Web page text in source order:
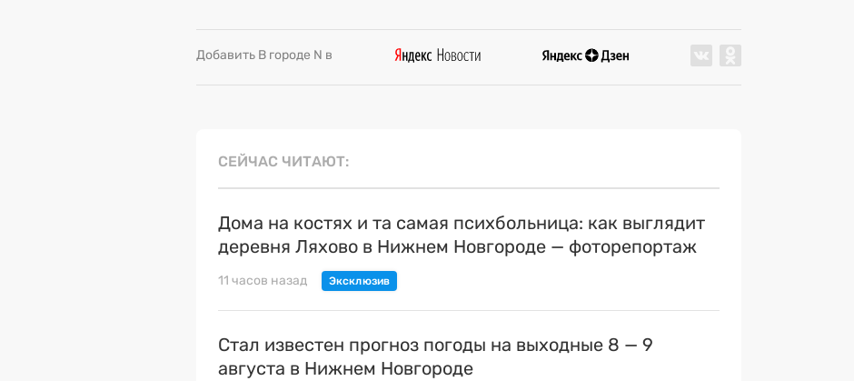
Добавить В городе N в
СЕЙЧАС ЧИТАЮТ
Дома на костях и та самая психбольница: как выглядит
деревня Ляхово в Нижнем Новгороде — фоторепортаж
11 часов назад
Стал известен прогноз погоды на выходные 8 — 9
августа в Нижнем Новгороде